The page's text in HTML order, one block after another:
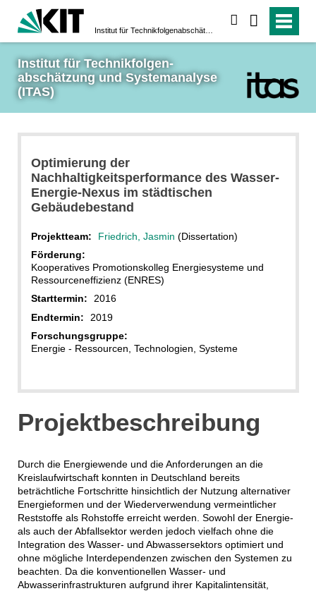
Institut für Technikfolgen­
abschätzung und System­analyse
(ITAS)
Optimierung der
Nachhaltigkeitsperformance des Wasser-
Energie-Nexus im städtischen
Gebäudebestand
Projektteam: Friedrich, Jasmin (Dissertation)
Förderung:
Kooperatives Promotionskolleg Energiesysteme und
Ressourceneffizienz (ENRES)
Starttermin:
2016
Endtermin:
2019
Forschungsgruppe:
Energie - Ressourcen, Technologien, Systeme
Projektbeschreibung
Durch die Energiewende und die Anforderungen an die
Kreislaufwirtschaft konnten in Deutschland bereits
beträchtliche Fortschritte hinsichtlich der Nutzung alternativer
Energieformen und der Wiederverwendung vermeintlicher
Reststoffe als Rohstoffe erreicht werden. Sowohl der Energie-
als auch der Abfallsektor werden jedoch vielfach ohne die
Integration des Wasser- und Abwassersektors optimiert und
ohne mögliche Interdependenzen zwischen den Systemen zu
beachten. Da die konventionellen Wasser- und
Abwasserinfrastrukturen aufgrund ihrer Kapitalintensität,